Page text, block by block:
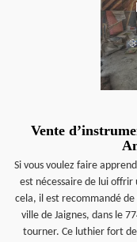
Vente
Si vous voulez faire
est nécessaire de lui
cela, il est recommandé de
ville de Jaignes, dans le
tourner. Ce luthier fort